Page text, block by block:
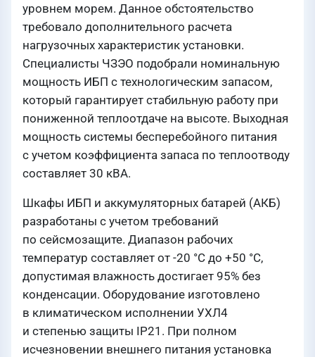
уровнем морем. Данное обстоятельство
требовало дополнительного расчета
нагрузочных характеристик установки.
Специалисты ЧЗЭО подобрали номинальную
мощность ИБП с технологическим запасом,
который гарантирует стабильную работу при
пониженной теплоотдаче на высоте. Выходная
мощность системы бесперебойного питания
с учетом коэффициента запаса по теплоотводу
составляет 30 кВА.
Шкафы ИБП и аккумуляторных батарей (АКБ)
разработаны с учетом требований
по сейсмозащите. Диапазон рабочих
температур составляет от -20 °C до +50 °C,
допустимая влажность достигает 95% без
конденсации. Оборудование изготовлено
в климатическом исполнении УХЛ4
и степенью защиты IP21. При полном
исчезновении внешнего питания установка